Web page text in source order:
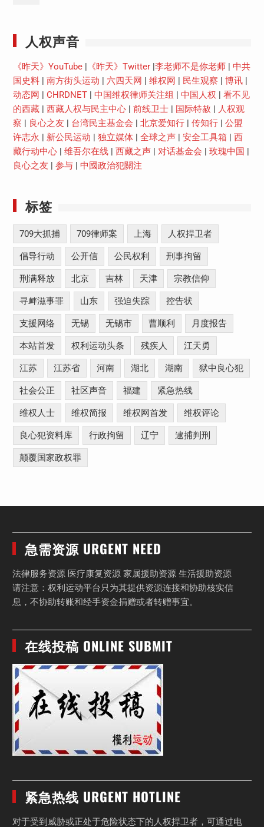
人权声音
《昨天》YouTube| 《昨天》Twitter| 李老师不是你老师| 中共
国史料| 南方街头运动 六四天网 维权网 民生观察 博讯|
动态网
CHRDNET| 中国维权律师关注组 中国人权
看不见
的西藏| 西藏人权与民主中心| 前线卫士| 国际特赦
人权观
察
良心之友 台湾民主基金会 北京爱知行| 传知行| 公盟
许志永
新公民运动 独立媒体| 全球之声| 安全工具箱
西
藏行动中心| 维吾尔在线| 西藏之声| 对话基金会 玫瑰中国
良心之友
参与| 中國政治犯關注
标签
709大抓捕 709律师案 上海 人权捍卫者
倡导行动 公开信 公民权利 刑事拘留
刑满释放 北京 吉林 天津 宗教信仰
寻衅滋事罪 山东 强迫失踪 控告状
支援网络 无锡 无锡市 曹顺利 月度报告
本站首发 权利运动头条 残疾人 江天勇
江苏 江苏省 河南 湖北 湖南 狱中良心犯
社会公正 社区声音 福建 紧急热线
维权人士 维权简报 维权网首发 维权评论
良心犯资料库 行政拘留 辽宁 逮捕判刑
颠覆国家政权罪
急需资源 URGENT NEED
法律服务资源 医疗康复资源 家属援助资源 生活援助资源
请注意：权利运动平台只为其提供资源连接和协助核实信
息，不协助转账和经手资金捐赠或者转赠事宜。
在线投稿 ONLINE SUBMIT
紧急热线 URGENT HOTLINE
对于受到威胁或正处于危险状态下的人权捍卫者，可通过电